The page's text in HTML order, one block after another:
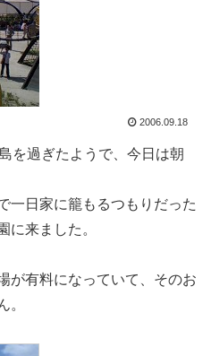
2006.09.18
を過ぎたようで、今日は朝
一日家に籠もるつもりだった
に来ました。
が有料になっていて、そのお
。